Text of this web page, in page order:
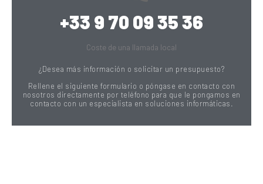
+33 9 70 09 35 36
Coste de una llamada local
¿Desea más información o solicitar un presupuesto?
Rellene el siguiente formulario o póngase en contacto con
nosotros directamente por teléfono para que le pongamos en
contacto con un especialista en soluciones informáticas.